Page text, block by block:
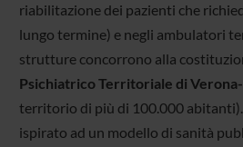
riabilitazione dei pazienti che
lungo termine) e negli ambulatori
strutture concorrono alla
Psichiatrico Territoriale di
territorio di più di 100.000
ispirato ad un modello di sanità